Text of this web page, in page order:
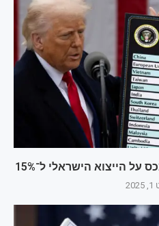
הייצוא הישראלי ל־15%